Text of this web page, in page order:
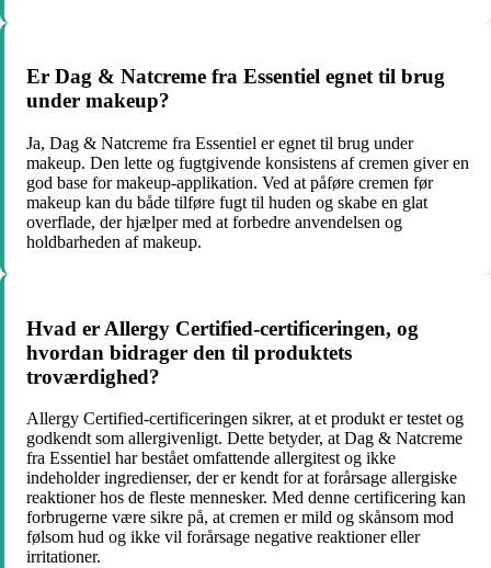
Er Dag & Natcreme fra Essentiel egnet til brug
under makeup?
Ja, Dag & Natcreme fra Essentiel er egnet til brug under
makeup. Den lette og fugtgivende konsistens af cremen giver en
god base for makeup-applikation. Ved at påføre cremen før
makeup kan du både tilføre fugt til huden og skabe en glat
overflade, der hjælper med at forbedre anvendelsen og
holdbarheden af ​​makeup.
Hvad er Allergy Certified-certificeringen, og
hvordan bidrager den til produktets
troværdighed?
Allergy Certified-certificeringen sikrer, at et produkt er testet og
godkendt som allergivenligt. Dette betyder, at Dag & Natcreme
fra Essentiel har bestået omfattende allergitest og ikke
indeholder ingredienser, der er kendt for at forårsage allergiske
reaktioner hos de fleste mennesker. Med denne certificering kan
forbrugerne være sikre på, at cremen er mild og skånsom mod
følsom hud og ikke vil forårsage negative reaktioner eller
irritationer.